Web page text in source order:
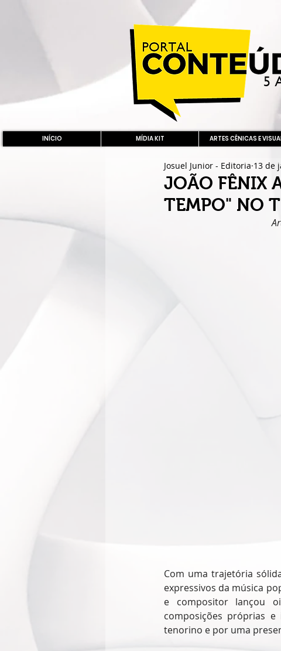
INÍCIO MÍDIA KIT ARTES CÊNICAS E
JOÃO FÊNIX
TEMPO" NO
Josuel Junior - Editoria 13 de
Com uma trajetória
expressivos da música
e compositor lançou
composições próprias
tenorino e por uma